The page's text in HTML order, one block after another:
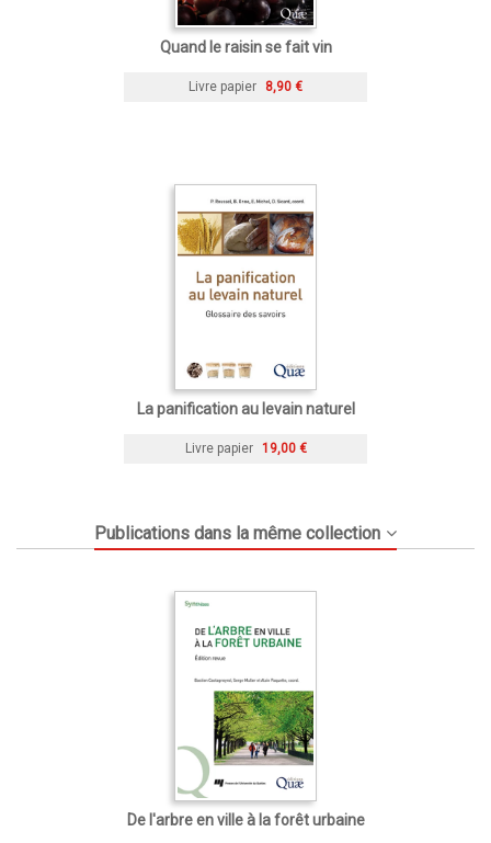
Quand le raisin se fait vin
Livre papier 8,90 €
La panification au levain naturel
Livre papier 19,00 €
Publications dans la même collection
De l'arbre en ville à la forêt urbaine